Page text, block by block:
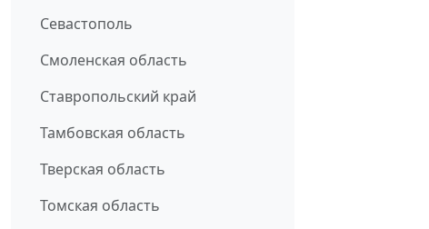
Севастополь
Смоленская область
Ставропольский край
Тамбовская область
Тверская область
Томская область